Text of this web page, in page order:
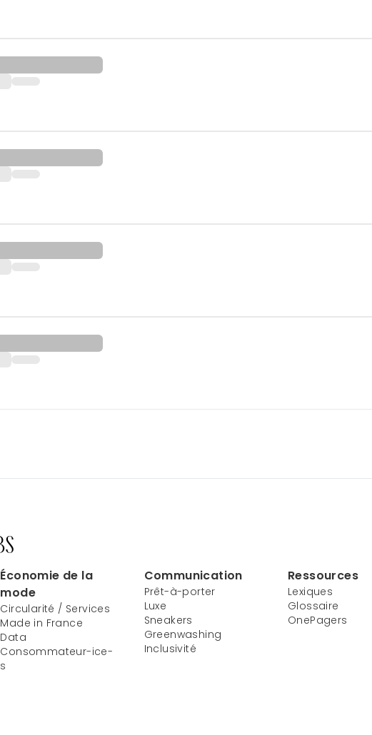
Économie de la
mode
Circularité / Services
Made in France
Data
Consommateur-ice-
s
Communication
Prêt-à-porter
Luxe
Sneakers
Greenwashing
Inclusivité
Ressources
Lexiques
Glossaire
OnePagers